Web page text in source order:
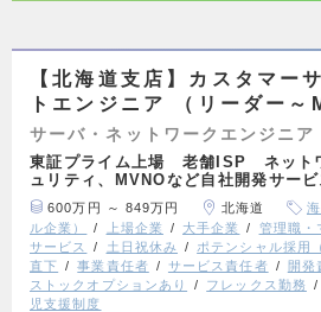
【北海道支店】カスタマー
トエンジニア （リーダー～
サーバ・ネットワークエンジニア
東証プライム上場 老舗ISP ネット
ュリティ、MVNOなど自社開発サー
600万円 ～ 849万円 北海道
ル企業）
上場企業 大手企業 管理職・
サービス
土日祝休み ポテンシャル採用
直下
事業責任者 サービス責任者 開発
ストックオプションあり
フレックス勤務
児支援制度